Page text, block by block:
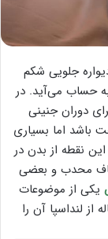
جلویی شکم
حساب می‌آید. در
دوران جنینی
باشد اما بسیاری
نقطه از بدن در
ناف محدب و بعضی
یکی از موضوعات
لنداسپا آن را